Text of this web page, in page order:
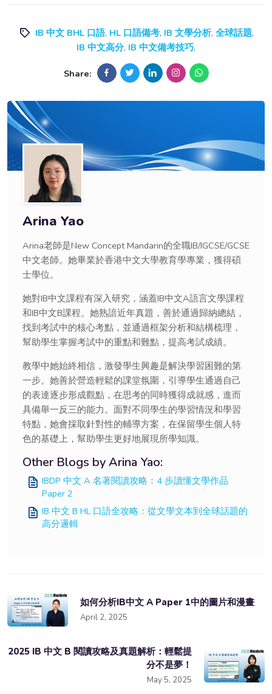
IB 中文 BHL 口語, HL 口語備考, IB 文學分析, 全球話題,
IB 中文高分, IB 中文備考技巧,
Share:
Arina Yao
Arina老師是New Concept Mandarin的全職IB/IGCSE/GCSE
中文老師。她畢業於香港中文大學教育學專業，獲得碩
士學位。
她對IB中文課程有深入研究，涵蓋IB中文A語言文學課程
和IB中文B課程。她熟諳近年真題，善於通過歸納總結，
找到考試中的核心考點，並通過框架分析和結構梳理，
幫助學生掌握考試中的重點和難點，提高考試成績。
教學中她始終相信，激發學生興趣是解決學習困難的第
一步。她善於營造輕鬆的課堂氛圍，引導學生通過自己
的表達逐步形成觀點，在思考的同時獲得成就感，進而
具備舉一反三的能力。面對不同學生的學習情況和學習
特點，她會採取針對性的輔導方案，在保留學生個人特
色的基礎上，幫助學生更好地展現所學知識。
Other Blogs by Arina Yao:
IBDP 中文 A 名著閱讀攻略：4 步讀懂文學作品
Paper 2
IB 中文 B HL 口語全攻略：從文學文本到全球話題的
高分邏輯
如何分析IB中文 A Paper 1中的圖片和漫畫
April 2, 2025
2025 IB 中文 B 閱讀攻略及真題解析：輕鬆提
分不是夢！
May 5, 2025